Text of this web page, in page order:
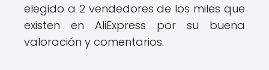
elegido a 2 vendedores de los miles que
existen en AliExpress por su buena
valoración y comentarios.